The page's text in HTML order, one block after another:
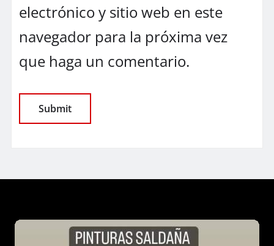
electrónico y sitio web en este
navegador para la próxima vez
que haga un comentario.